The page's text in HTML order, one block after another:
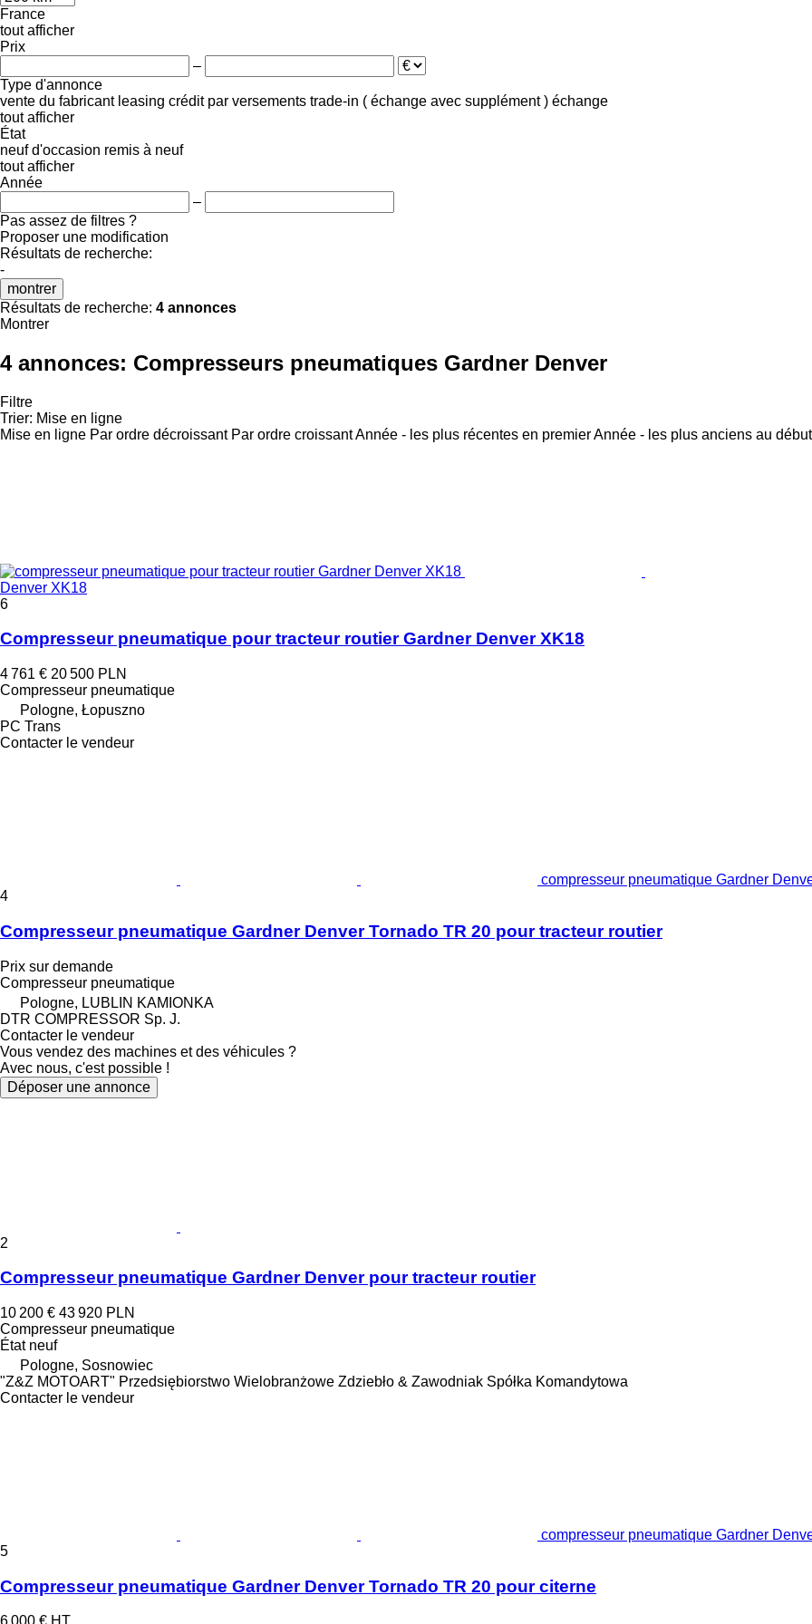
France
tout afficher
Prix
–
Type d'annonce
vente du fabricant leasing crédit par versements trade-in ( échange avec supplément ) échange
tout afficher
État
neuf d'occasion remis à neuf
tout afficher
Année
–
Pas assez de filtres ?
Proposer une modification
Résultats de recherche:
-
montrer
Résultats de recherche: 4 annonces
Montrer
4 annonces: Compresseurs pneumatiques Gardner Denver
Filtre
Trier: Mise en ligne
Mise en ligne Par ordre décroissant Par ordre croissantAnnée - les plus récentes en premierAnnée - les plus anciens au début
Denver XK18
6
Compresseur pneumatique pour tracteur routier Gardner Denver XK18
4 761 € 20 500 PLN
Compresseur pneumatique
Pologne, Łopuszno
PC Trans
Contacter le vendeur
compresseur pneumatique Gardner
4
Compresseur pneumatique Gardner Denver Tornado TR 20 pour tracteur routier
Prix sur demande
Compresseur pneumatique
Pologne, LUBLIN KAMIONKA
DTR COMPRESSOR Sp. J.
Contacter le vendeur
Vous vendez des machines et des véhicules ?
Avec nous, c'est possible !
Déposer une annonce
2
Compresseur pneumatique Gardner Denver pour tracteur routier
10 200 € 43 920 PLN
Compresseur pneumatique
Étatneuf
Pologne, Sosnowiec
"Z&Z MOTOART" Przedsiębiorstwo Wielobranżowe Zdziebło & Zawodniak Spółka Komandytowa
Contacter le vendeur
compresseur pneumatique Gardner
5
Compresseur pneumatique Gardner Denver Tornado TR 20 pour citerne